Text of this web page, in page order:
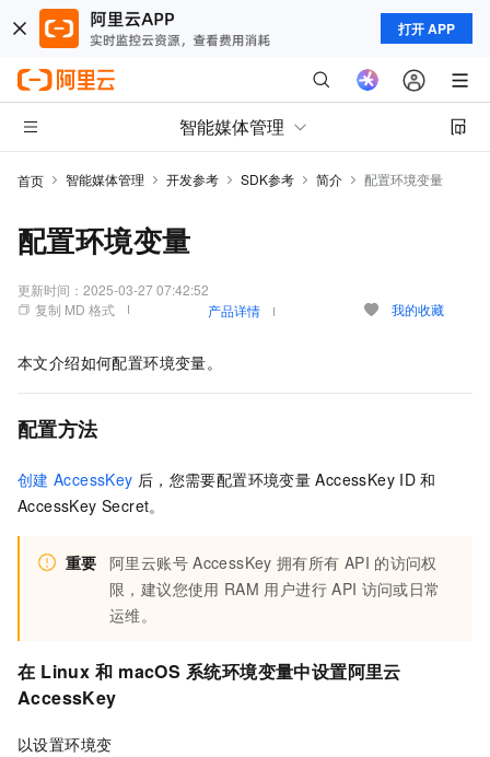
打开 APP
智能媒体管理
首页 智能媒体管理 开发参考 SDK参考 简介 配置环境变量
配置环境变量
更新时间： 2025-03-27 07:42:52
复制 MD 格式
产品详情 我的收藏
本文介绍如何配置环境变量。
配置方法
创建 AccessKey 后，您需要配置环境变量 AccessKey ID 和
AccessKey Secret。
重要 阿里云账号 AccessKey 拥有所有 API 的访问权
限，建议您使用 RAM 用户进行 API 访问或日常
运维。
在 Linux 和 macOS 系统环境变量中设置阿里云
AccessKey
以设置环境变